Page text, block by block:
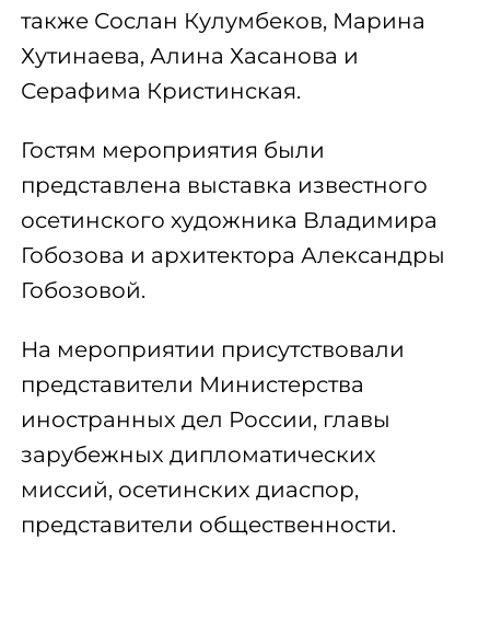
также Сослан Кулумбеков, Марина
Хутинаева, Алина Хасанова и
Серафима Кристинская.
Гостям мероприятия были
представлена выставка известного
осетинского художника Владимира
Гобозова и архитектора Александры
Гобозовой.
На мероприятии присутствовали
представители Министерства
иностранных дел России, главы
зарубежных дипломатических
миссий, осетинских диаспор,
представители общественности.